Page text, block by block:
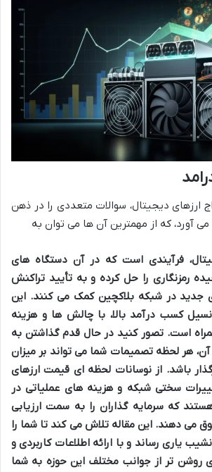
ارزهای دیجیتال، سوالات متعددی را در ذهن
آورد، که از مهمترین آن ها می توان به
فرآیندی است که در آن دستگاه های
رمزنگاری را حل کرده و به تأیید تراکنش
جدید در شبکه بلاکچین کمک می کنند. این
کسب درآمد بالا، با چالش ها و هزینه
است. تصور کنید در حال قدم گذاشتن به
هر لحظه تصمیمات شما می تواند بر میزان
باشد. از نوسانات لحظه ای قیمت ارزهای
سختی شبکه و هزینه های عملیاتی در
که سرمایه گذاران را به سمت ارزیابی
می دهند. این مقاله تلاش می کند تا شما را
یاری رساند و با ارائه اطلاعات کاربردی و
روشن تر از جوانب مختلف این حوزه به شما